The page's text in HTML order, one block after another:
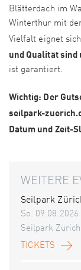
Blätterdach im
Winterthur mit
Vielfalt eignet
und Qualität sind
ist garantiert.
Wichtig: Der
seilpark-
Datum und Zeit-
WEITERE
Seilpark
So. 09.08.2026
Seilpark Zürich
TICKETS